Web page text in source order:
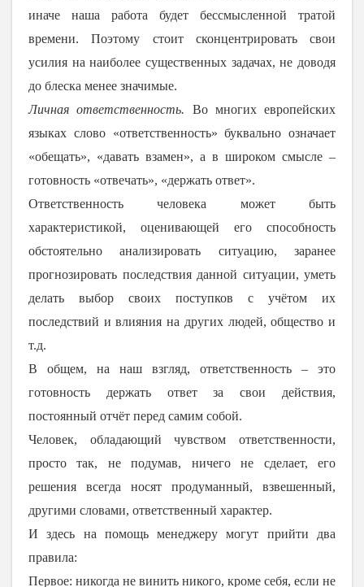
иначе наша работа будет бессмысленной тратой
времени. Поэтому стоит сконцентрировать свои
усилия на наиболее существенных задачах, не доводя
до блеска менее значимые.
Личная ответственность. Во многих европейских
языках слово «ответственность» буквально означает
«обещать», «давать взамен», а в широком смысле –
готовность «отвечать», «держать ответ».
Ответственность человека может быть
характеристикой, оценивающей его способность
обстоятельно анализировать ситуацию, заранее
прогнозировать последствия данной ситуации, уметь
делать выбор своих поступков с учётом их
последствий и влияния на других людей, общество и
т.д.
В общем, на наш взгляд, ответственность – это
готовность держать ответ за свои действия,
постоянный отчёт перед самим собой.
Человек, обладающий чувством ответственности,
просто так, не подумав, ничего не сделает, его
решения всегда носят продуманный, взвешенный,
другими словами, ответственный характер.
И здесь на помощь менеджеру могут прийти два
правила:
Первое: никогда не винить никого, кроме себя, если не